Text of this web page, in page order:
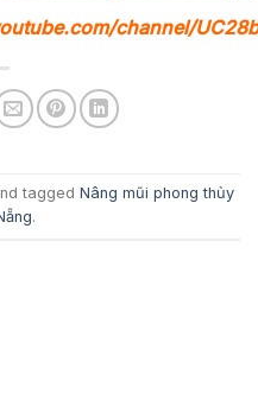
channel/
tagged Nâng mũi phong thủy
.